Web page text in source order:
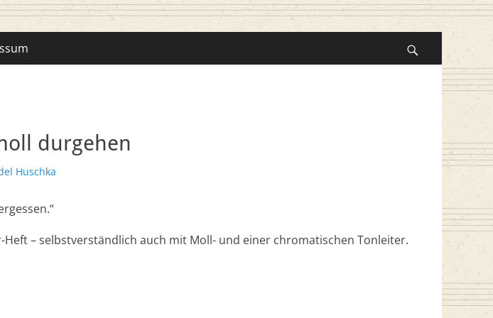
durgehen
Huschka
Heft – selbstverständlich auch mit Moll- und einer chromatischen Tonleiter.